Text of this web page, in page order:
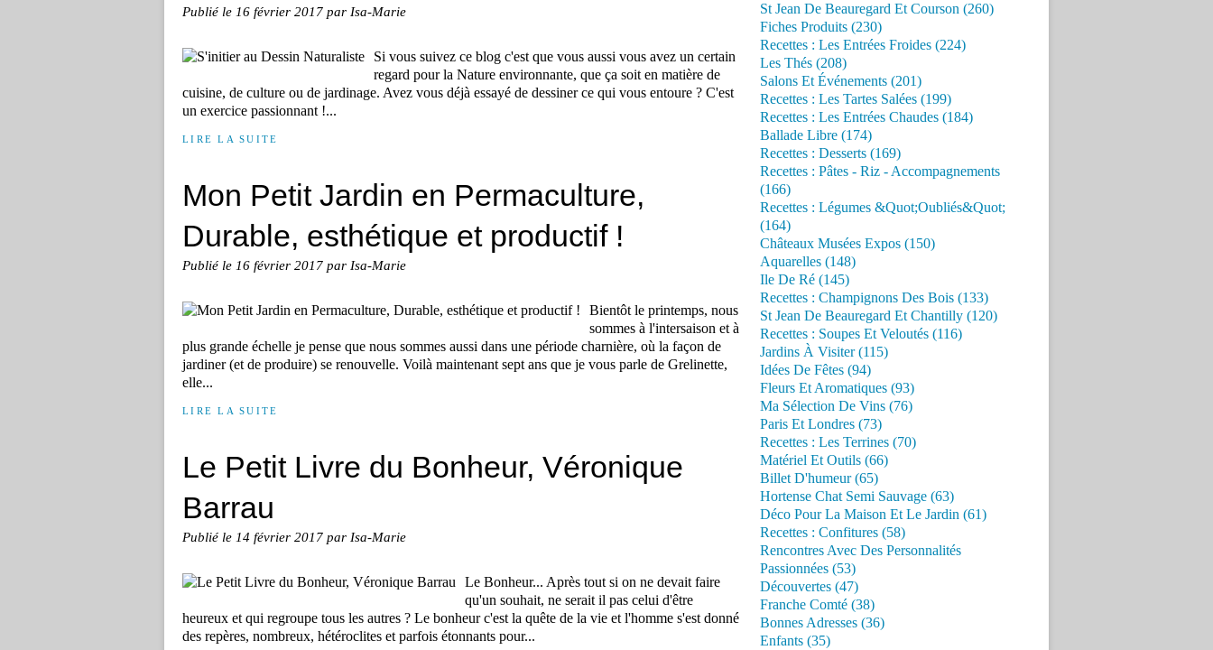
Publié le 16 février 2017 par Isa-Marie
Si vous suivez ce blog c'est que vous aussi vous avez un certain
regard pour la Nature environnante, que ça soit en matière de
cuisine, de culture ou de jardinage. Avez vous déjà essayé de dessiner ce qui vous entoure ? C'est
un exercice passionnant !...
LIRE LA SUITE
Mon Petit Jardin en Permaculture,
Durable, esthétique et productif !
Publié le 16 février 2017 par Isa-Marie
Bientôt le printemps, nous
sommes à l'intersaison et à
plus grande échelle je pense que nous sommes aussi dans une période charnière, où la façon de
jardiner (et de produire) se renouvelle. Voilà maintenant sept ans que je vous parle de Grelinette,
elle...
LIRE LA SUITE
Le Petit Livre du Bonheur, Véronique
Barrau
Publié le 14 février 2017 par Isa-Marie
Le Bonheur... Après tout si on ne devait faire
qu'un souhait, ne serait il pas celui d'être
heureux et qui regroupe tous les autres ? Le bonheur c'est la quête de la vie et l'homme s'est donné
des repères, nombreux, hétéroclites et parfois étonnants pour...
St Jean De Beauregard Et Courson (260)
Fiches Produits (230)
Recettes : Les Entrées Froides (224)
Les Thés (208)
Salons Et Événements (201)
Recettes : Les Tartes Salées (199)
Recettes : Les Entrées Chaudes (184)
Ballade Libre (174)
Recettes : Desserts (169)
Recettes : Pâtes - Riz - Accompagnements
(166)
Recettes : Légumes &Quot;Oubliés&Quot;
(164)
Châteaux Musées Expos (150)
Aquarelles (148)
Ile De Ré (145)
Recettes : Champignons Des Bois (133)
St Jean De Beauregard Et Chantilly (120)
Recettes : Soupes Et Veloutés (116)
Jardins À Visiter (115)
Idées De Fêtes (94)
Fleurs Et Aromatiques (93)
Ma Sélection De Vins (76)
Paris Et Londres (73)
Recettes : Les Terrines (70)
Matériel Et Outils (66)
Billet D'humeur (65)
Hortense Chat Semi Sauvage (63)
Déco Pour La Maison Et Le Jardin (61)
Recettes : Confitures (58)
Rencontres Avec Des Personnalités
Passionnées (53)
Découvertes (47)
Franche Comté (38)
Bonnes Adresses (36)
Enfants (35)